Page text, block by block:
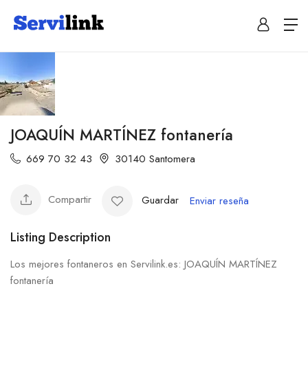
JOAQUÍN MARTÍNEZ fontanería
669 70 32 43 30140 Santomera
Compartir Guardar Enviar reseña
Listing Description
Los mejores fontaneros en Servilink.es: JOAQUÍN MARTÍNEZ
fontanería